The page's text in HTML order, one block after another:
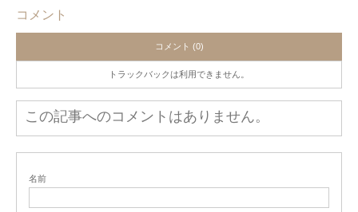
コメント
コメント (0)
トラックバックは利用できません。
この記事へのコメントはありません。
名前